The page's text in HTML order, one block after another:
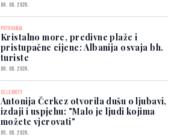
06. 08. 2026.
PUTOVANJA
Kristalno more, predivne plaže i
pristupačne cijene: Albanija osvaja bh.
turiste
06. 08. 2026.
CELEBRITY
Antonija Čerkez otvorila dušu o ljubavi,
izdaji i uspjehu: "Malo je ljudi kojima
možete vjerovati"
05. 08. 2026.